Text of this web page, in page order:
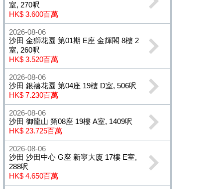
室, 270呎
HK$ 3.600百萬
2026-08-06
沙田 金獅花園 第01期 E座 金輝閣 8樓 2
室, 260呎
HK$ 3.520百萬
2026-08-06
沙田 銀禧花園 第04座 19樓 D室, 506呎
HK$ 7.230百萬
2026-08-06
沙田 御龍山 第08座 19樓 A室, 1409呎
HK$ 23.725百萬
2026-08-06
沙田 沙田中心 G座 新寧大廈 17樓 E室,
288呎
HK$ 4.650百萬